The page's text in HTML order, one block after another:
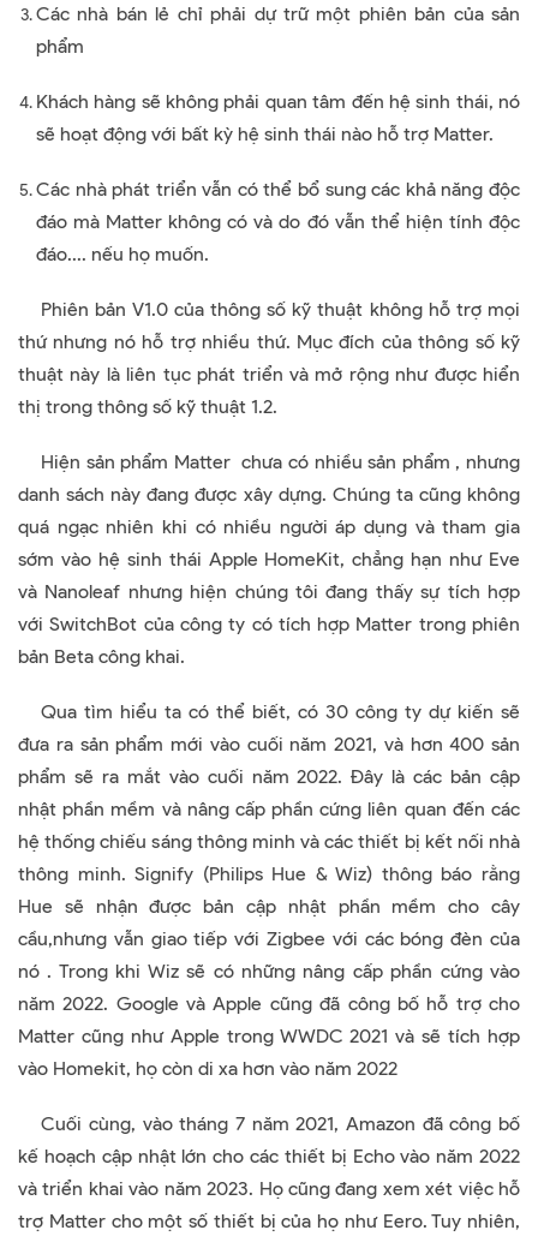
Các nhà bán lẻ chỉ phải dự trữ một phiên bản của sản
phẩm
Khách hàng sẽ không phải quan tâm đến hệ sinh thái, nó
sẽ hoạt động với bất kỳ hệ sinh thái nào hỗ trợ Matter.
Các nhà phát triển vẫn có thể bổ sung các khả năng độc
đáo mà Matter không có và do đó vẫn thể hiện tính độc
đáo.... nếu họ muốn.
Phiên bản V1.0 của thông số kỹ thuật không hỗ trợ mọi
thứ nhưng nó hỗ trợ nhiều thứ. Mục đích của thông số kỹ
thuật này là liên tục phát triển và mở rộng như được hiển
thị trong thông số kỹ thuật 1.2.
Hiện sản phẩm Matter chưa có nhiều sản phẩm , nhưng
danh sách này đang được xây dựng. Chúng ta cũng không
quá ngạc nhiên khi có nhiều người áp dụng và tham gia
sớm vào hệ sinh thái Apple HomeKit, chẳng hạn như Eve
và Nanoleaf nhưng hiện chúng tôi đang thấy sự tích hợp
với SwitchBot của công ty có tích hợp Matter trong phiên
bản Beta công khai.
Qua tìm hiểu ta có thể biết, có 30 công ty dự kiến sẽ
đưa ra sản phẩm mới vào cuối năm 2021, và hơn 400 sản
phẩm sẽ ra mắt vào cuối năm 2022. Đây là các bản cập
nhật phần mềm và nâng cấp phần cứng liên quan đến các
hệ thống chiếu sáng thông minh và các thiết bị kết nối nhà
thông minh. Signify (Philips Hue & Wiz) thông báo rằng
Hue sẽ nhận được bản cập nhật phần mềm cho cây
cầu,nhưng vẫn giao tiếp với Zigbee với các bóng đèn của
nó . Trong khi Wiz sẽ có những nâng cấp phần cứng vào
năm 2022. Google và Apple cũng đã công bố hỗ trợ cho
Matter cũng như Apple trong WWDC 2021 và sẽ tích hợp
vào Homekit, họ còn di xa hơn vào năm 2022
Cuối cùng, vào tháng 7 năm 2021, Amazon đã công bố
kế hoạch cập nhật lớn cho các thiết bị Echo vào năm 2022
và triển khai vào năm 2023. Họ cũng đang xem xét việc hỗ
trợ Matter cho một số thiết bị của họ như Eero. Tuy nhiên,